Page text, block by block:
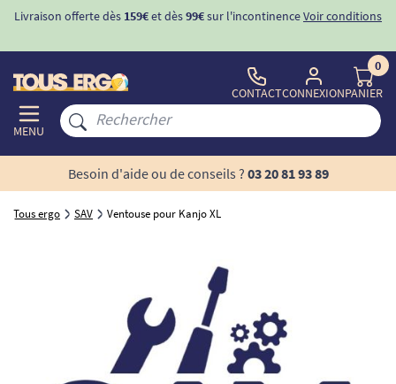
Livraison offerte dès 159€et dès99€sur l'incontinenceVoir conditions
MENU
CONTACTCONNEXION
0
PANIER
Besoin d'aide ou de conseils ? 03 20 81 93 89
Tous ergo SAV Ventouse pour Kanjo XL